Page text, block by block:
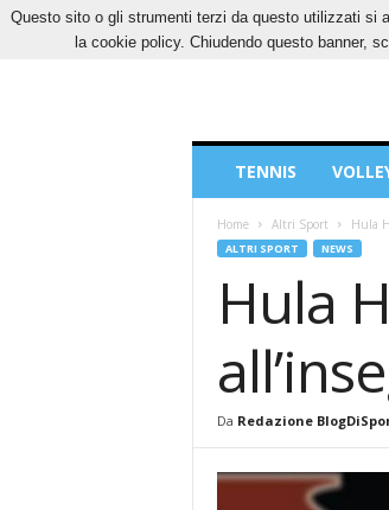
DOMENICA, 9 AGOSTO 2026
Sport
TENNIS
Home Altri Sport Hula
ALTRI SPORT NEWS
Hula
Da Redazione
Questo sito o gli strumenti terzi da questo utilizzati si
la cookie policy. Chiudendo questo banner,